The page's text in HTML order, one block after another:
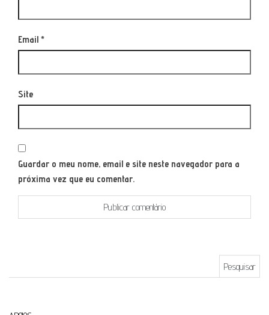
Email *
Site
Guardar o meu nome, email e site neste navegador para a
próxima vez que eu comentar.